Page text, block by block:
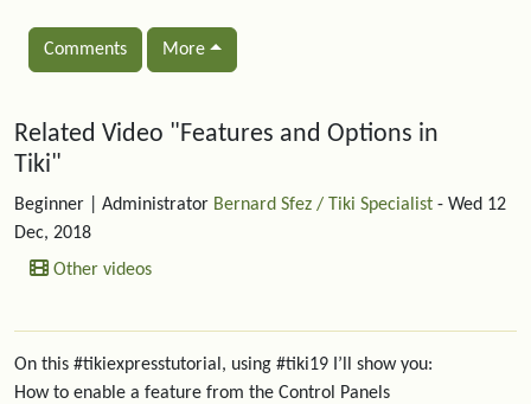
Comments More
Related content
Related Video "Features and Options in
Tiki"
Beginner | Administrator Bernard Sfez / Tiki Specialist - Wed 12
Dec, 2018
Other videos
On this #tikiexpresstutorial, using #tiki19 I’ll show you:
How to enable a feature from the Control Panels